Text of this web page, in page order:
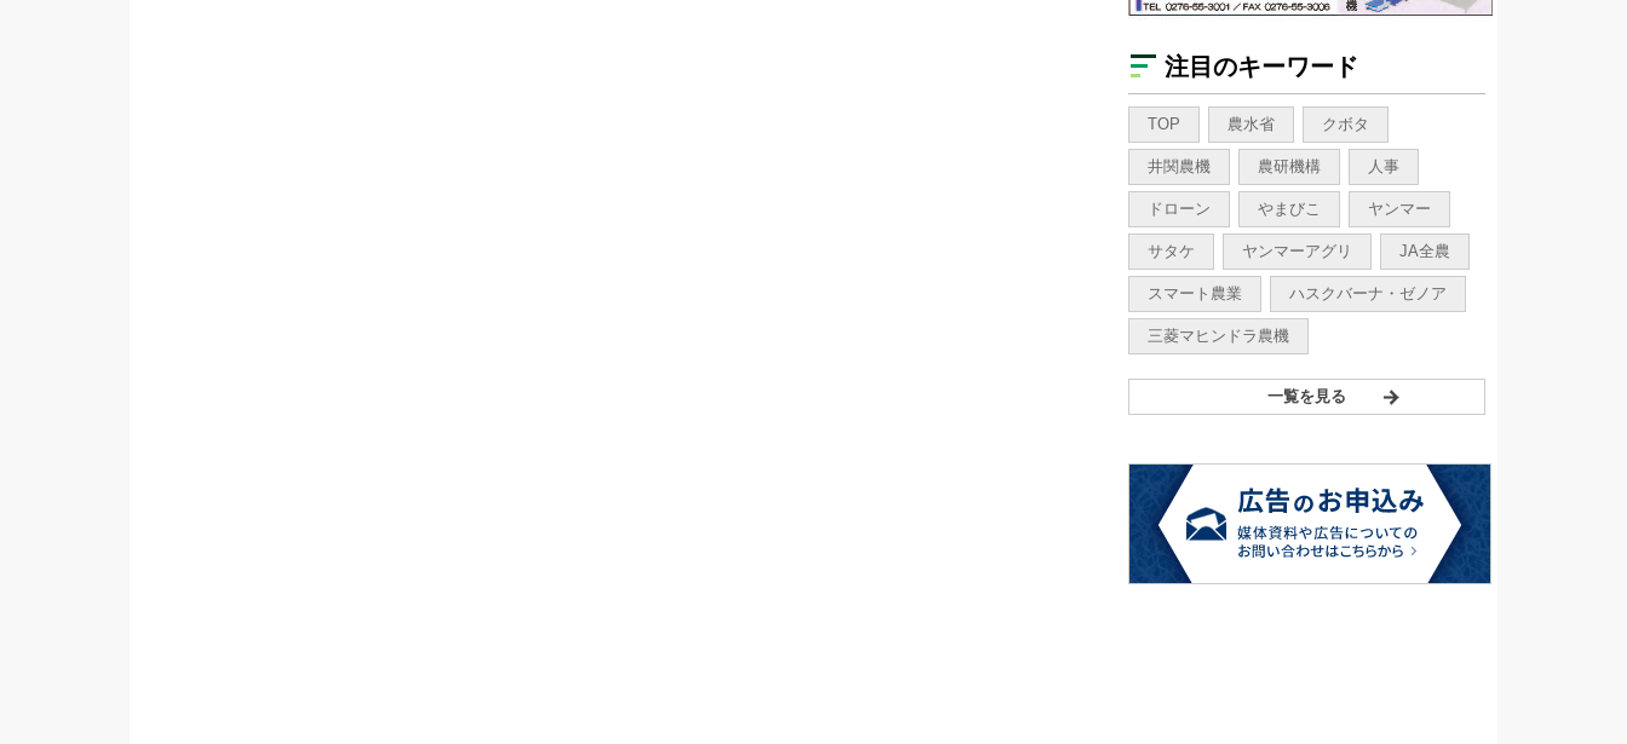
注目のキーワード
TOP 農水省 クボタ
井関農機 農研機構 人事
ドローン やまびこ ヤンマー
サタケ ヤンマーアグリ JA全農
スマート農業 ハスクバーナ・ゼノア
三菱マヒンドラ農機
一覧を見る